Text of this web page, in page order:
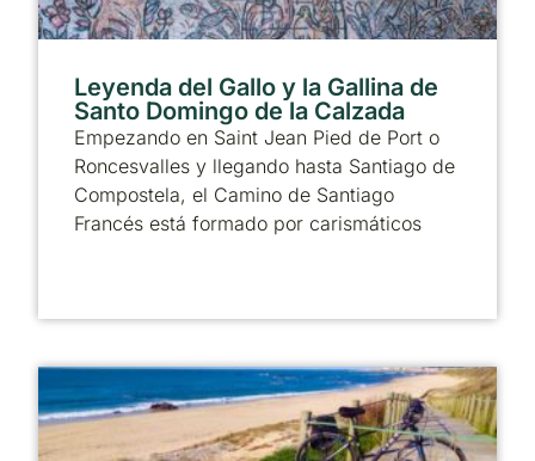
Leyenda del Gallo y la Gallina de
Santo Domingo de la Calzada
Empezando en Saint Jean Pied de Port o
Roncesvalles y llegando hasta Santiago de
Compostela, el Camino de Santiago
Francés está formado por carismáticos